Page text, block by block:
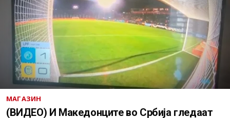
МАГАЗИН
(ВИДЕО) И Македонците во Србија гледаат